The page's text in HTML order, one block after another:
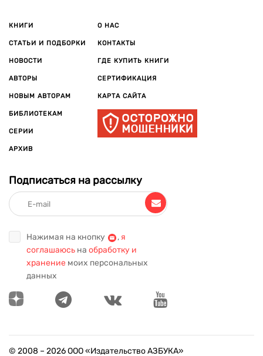
КНИГИ
СТАТЬИ И ПОДБОРКИ
НОВОСТИ
АВТОРЫ
НОВЫМ АВТОРАМ
БИБЛИОТЕКАМ
СЕРИИ
АРХИВ
О НАС
КОНТАКТЫ
ГДЕ КУПИТЬ КНИГИ
СЕРТИФИКАЦИЯ
КАРТА САЙТА
Подписаться на рассылку
Нажимая на кнопку , я
соглашаюсь на обработку и
хранение моих персональных
данных
© 2008 – 2026ООО «Издательство АЗБУКА»